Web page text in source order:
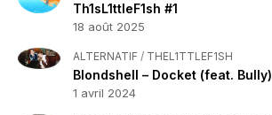
Th1sL1ttleF1sh #1
18 août 2025
ALTERNATIF / THEL1TTLEF1SH
Blondshell – Docket (feat. Bully)
1 avril 2024